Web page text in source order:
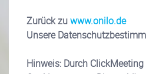
Zurück zuwww.onilo.de
Unsere
Hinweis: Durch